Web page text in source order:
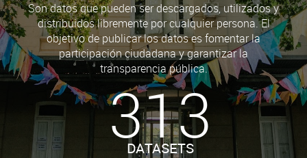
Son datos que pueden ser descargados, utilizados y
distribuidos libremente por cualquier persona. El
objetivo de publicar los datos es fomentar la
participación ciudadana y garantizar la
transparencia pública.
313
DATASETS